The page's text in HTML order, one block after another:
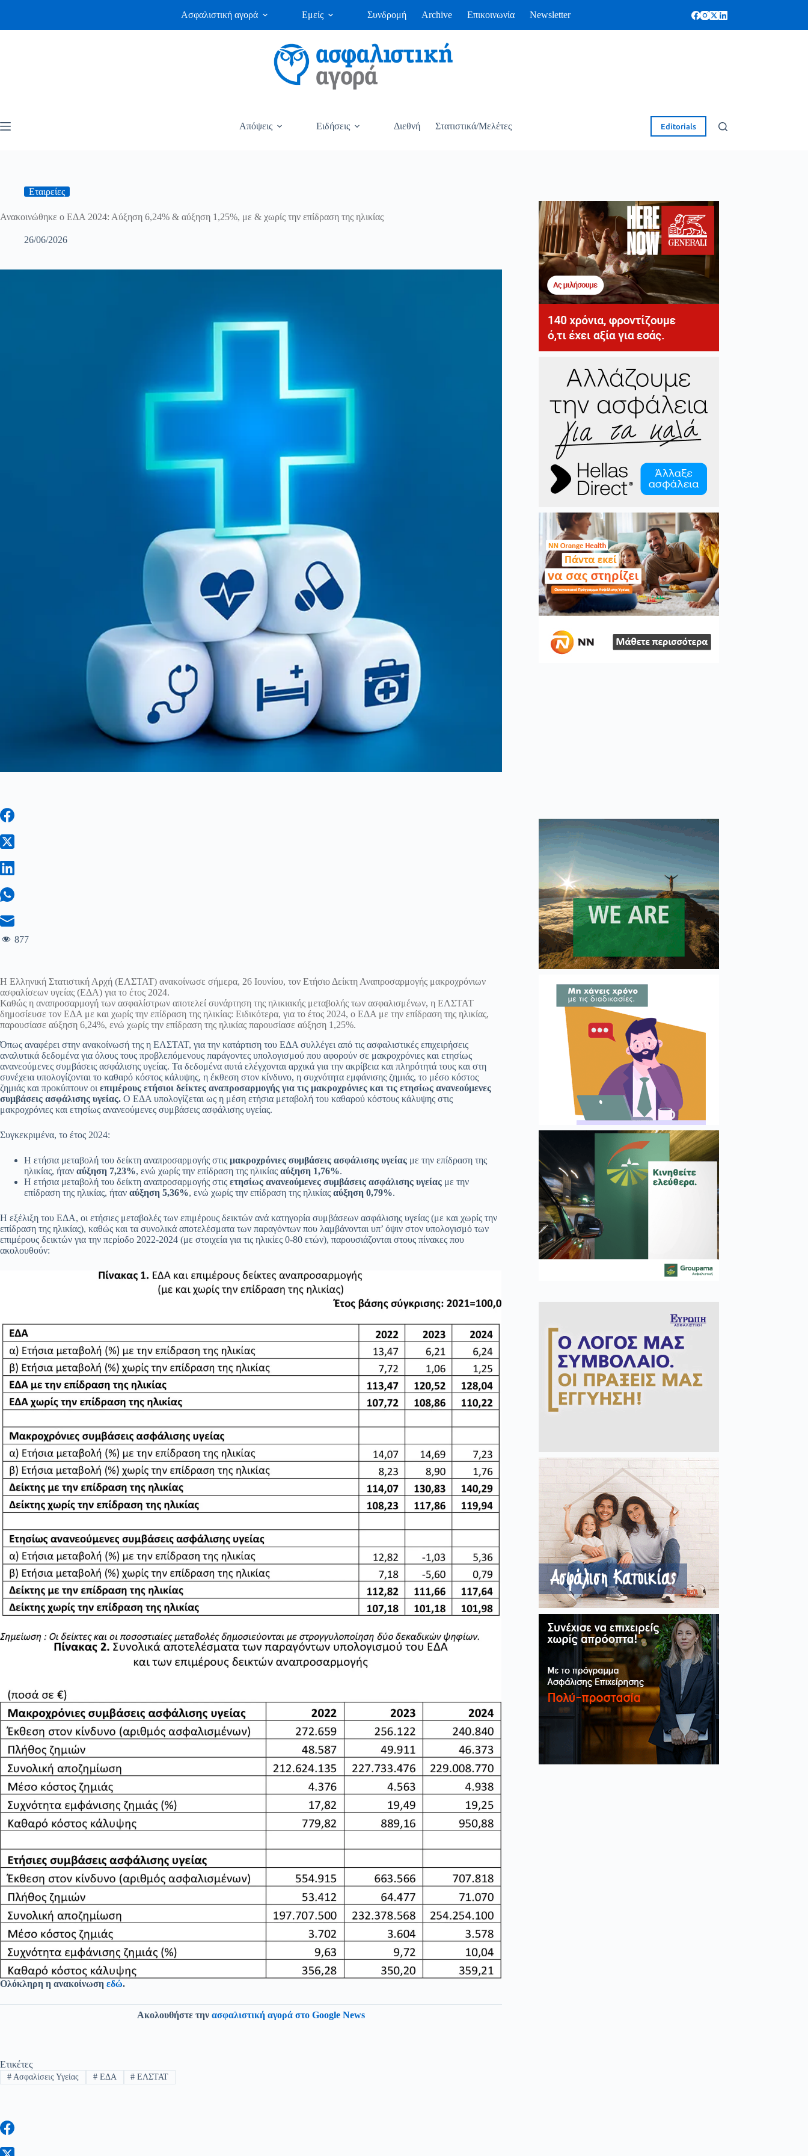
Ασφαλιστική αγορά Εμείς Συνδρομή Archive Επικοινωνία Newsletter
Απόψεις Ειδήσεις Διεθνή Στατιστικά/Μελέτες Editorials
Εταιρείες
Ανακοινώθηκε ο ΕΔΑ 2024: Αύξηση 6,24% & αύξηση 1,25%, με & χωρίς την επίδραση της ηλικίας
26/06/2026
877
Η Ελληνική Στατιστική Αρχή (ΕΛΣΤΑΤ) ανακοίνωσε σήμερα, 26 Ιουνίου, τον Ετήσιο Δείκτη Αναπροσαρμογής μακροχρόνιων
ασφαλίσεων υγείας (ΕΔΑ) για το έτος 2024.
Καθώς η αναπροσαρμογή των ασφαλίστρων αποτελεί συνάρτηση της ηλικιακής μεταβολής των ασφαλισμένων, η ΕΛΣΤΑΤ
δημοσίευσε τον ΕΔΑ με και χωρίς την επίδραση της ηλικίας: Ειδικότερα, για το έτος 2024, ο ΕΔΑ με την επίδραση της ηλικίας,
παρουσίασε αύξηση 6,24%, ενώ χωρίς την επίδραση της ηλικίας παρουσίασε αύξηση 1,25%.
Όπως αναφέρει στην ανακοίνωσή της η ΕΛΣΤΑΤ, για την κατάρτιση του ΕΔΑ συλλέγει από τις ασφαλιστικές επιχειρήσεις
αναλυτικά δεδομένα για όλους τους προβλεπόμενους παράγοντες υπολογισμού που αφορούν σε μακροχρόνιες και ετησίως
ανανεούμενες συμβάσεις ασφάλισης υγείας. Τα δεδομένα αυτά ελέγχονται αρχικά για την ακρίβεια και πληρότητά τους και στη
συνέχεια υπολογίζονται το καθαρό κόστος κάλυψης, η έκθεση στον κίνδυνο, η συχνότητα εμφάνισης ζημιάς, το μέσο κόστος
ζημιάς και προκύπτουν οι επιμέρους ετήσιοι δείκτες αναπροσαρμογής για τις μακροχρόνιες και τις ετησίως ανανεούμενες
συμβάσεις ασφάλισης υγείας. Ο ΕΔΑ υπολογίζεται ως η μέση ετήσια μεταβολή του καθαρού κόστους κάλυψης στις
μακροχρόνιες και ετησίως ανανεούμενες συμβάσεις ασφάλισης υγείας.
Συγκεκριμένα, το έτος 2024:
Η ετήσια μεταβολή του δείκτη αναπροσαρμογής στις μακροχρόνιες συμβάσεις ασφάλισης υγείας με την επίδραση της
ηλικίας, ήταν αύξηση 7,23%, ενώ χωρίς την επίδραση της ηλικίας αύξηση 1,76%.
Η ετήσια μεταβολή του δείκτη αναπροσαρμογής στις ετησίως ανανεούμενες συμβάσεις ασφάλισης υγείας με την
επίδραση της ηλικίας, ήταν αύξηση 5,36%, ενώ χωρίς την επίδραση της ηλικίας αύξηση 0,79%.
Η εξέλιξη του ΕΔΑ, οι ετήσιες μεταβολές των επιμέρους δεικτών ανά κατηγορία συμβάσεων ασφάλισης υγείας (με και χωρίς την
επίδραση της ηλικίας), καθώς και τα συνολικά αποτελέσματα των παραγόντων που λαμβάνονται υπ’ όψιν στον υπολογισμό των
επιμέρους δεικτών για την περίοδο 2022-2024 (με στοιχεία για τις ηλικίες 0-80 ετών), παρουσιάζονται στους πίνακες που
ακολουθούν:
Ολόκληρη η ανακοίνωση εδώ.
Ακολουθήστε την ασφαλιστική αγορά στο Google News
Ετικέτες
#Ασφαλίσεις Υγείας #ΕΔΑ # ΕΛΣΤΑΤ